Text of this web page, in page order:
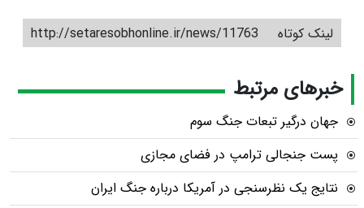
لینک کوتاه http://setaresobhonline.ir/news/11763
خبرهای مرتبط
جهان درگیر تبعات جنگ سوم
پست جنجالی ترامپ در فضای مجازی
نتایج یک نظرسنجی در آمریکا درباره جنگ ایران